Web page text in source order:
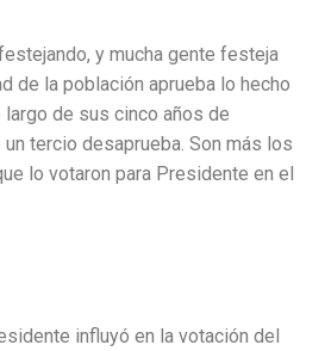
y mucha gente festeja
de la población aprueba lo hecho
de sus cinco años de
tercio desaprueba. Son más los
lo votaron para Presidente en el
influyó en la votación del